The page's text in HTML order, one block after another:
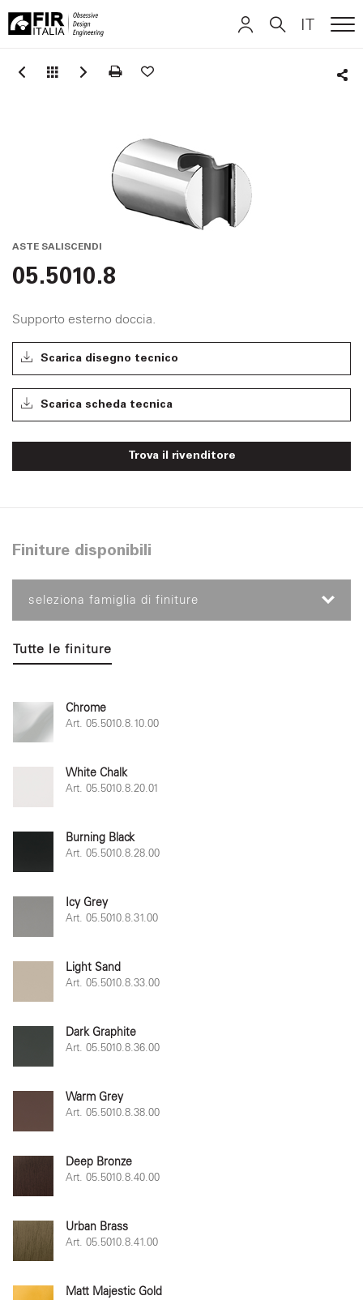
Italia
IT
ASTE SALISCENDI
05.5010.8
Supporto esterno doccia.
Scarica disegno tecnico
Scarica scheda tecnica
Trova il rivenditore
Finiture disponibili
seleziona famiglia di finiture
Tutte le finiture
Chrome
Art. 05.5010.8.10.00
White Chalk
Art. 05.5010.8.20.01
Burning Black
Art. 05.5010.8.28.00
Icy Grey
Art. 05.5010.8.31.00
Light Sand
Art. 05.5010.8.33.00
Dark Graphite
Art. 05.5010.8.36.00
Warm Grey
Art. 05.5010.8.38.00
Deep Bronze
Art. 05.5010.8.40.00
Urban Brass
Art. 05.5010.8.41.00
Matt Majestic Gold
DEUTSCH
DEUTSCH